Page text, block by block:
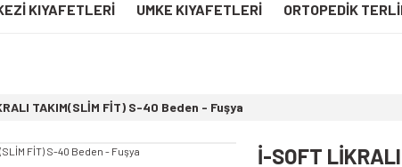
KIYAFETLERİ UMKE KIYAFETLERİ ORTOPEDİK
Paramedik T-shirt
TAKIM(SLİM FİT) S-40 Beden - Fuşya
İ-SOFT